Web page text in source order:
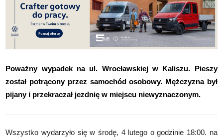
Poważny wypadek na ul. Wrocławskiej w Kaliszu. Pieszy
został potrącony przez samochód osobowy. Mężczyzna był
pijany i przekraczał jezdnię w miejscu niewyznaczonym.
Wszystko wydarzyło się w środę, 4 lutego o godzinie 18:00. na